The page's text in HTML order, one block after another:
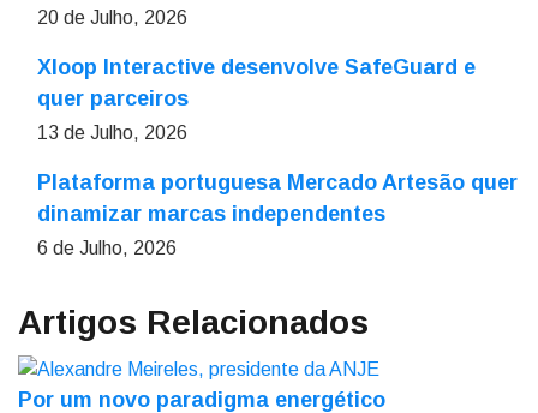
20 de Julho, 2026
Xloop Interactive desenvolve SafeGuard e
quer parceiros
13 de Julho, 2026
Plataforma portuguesa Mercado Artesão quer
dinamizar marcas independentes
6 de Julho, 2026
Artigos Relacionados
Por um novo paradigma energético